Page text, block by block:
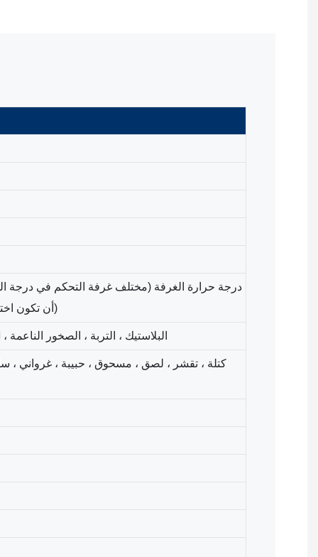
درجة حرارة الغرفة (مختلف غرفة التحكم في درجة
أن تكون اختيارية وفقًا لمتطلبات العميل) وفقًا لمتطلبات العميل)
البلاستيك ، التربة ، الصخور
كتلة ، تقشر ، لصق ، مسحوق ، حبيبة ، غرواني ،